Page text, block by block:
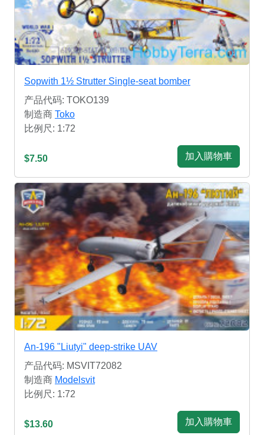
Sopwith 1½ Strutter Single-seat bomber
产品代码: TOKO139
制造商 Toko
比例尺: 1:72
$7.50 加入購物車
An-196 "Liutyi" deep-strike UAV
产品代码: MSVIT72082
制造商 Modelsvit
比例尺: 1:72
$13.60 加入購物車